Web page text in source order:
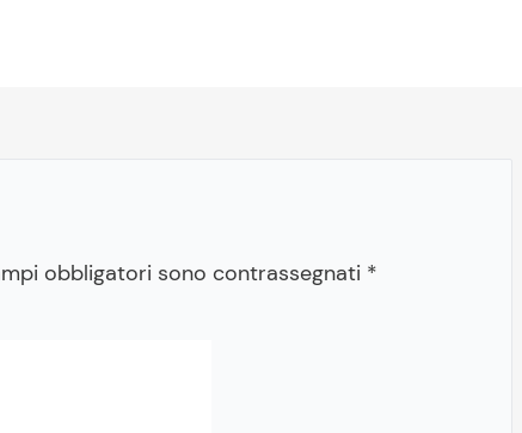
obbligatori sono contrassegnati *